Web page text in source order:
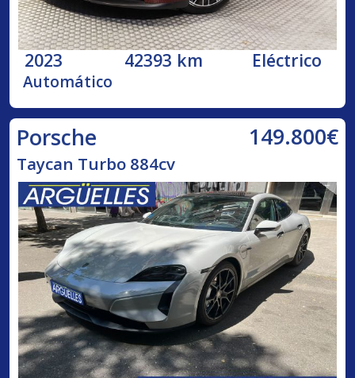
2023 42393 km Eléctrico
Automático
Porsche 149.800€
Taycan Turbo 884cv